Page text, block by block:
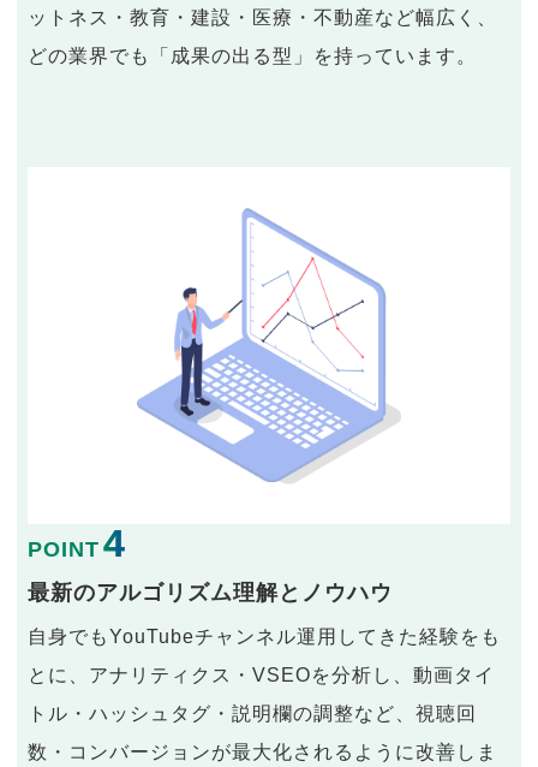
ットネス・教育・建設・医療・不動産など幅広く、
どの業界でも「成果の出る型」を持っています。
POINT 4
最新のアルゴリズム理解とノウハウ
自身でもYouTubeチャンネル運用してきた経験をも
とに、アナリティクス・VSEOを分析し、動画タイ
トル・ハッシュタグ・説明欄の調整など、視聴回
数・コンバージョンが最大化されるように改善しま